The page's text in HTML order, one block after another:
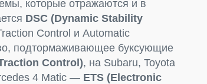
которые отражаются и в
DSC (Dynamic Stability
Control и Automatic
подтормаживающее буксующие
Control), на Subaru, Toyota
4 Matic — ETS (Electronic